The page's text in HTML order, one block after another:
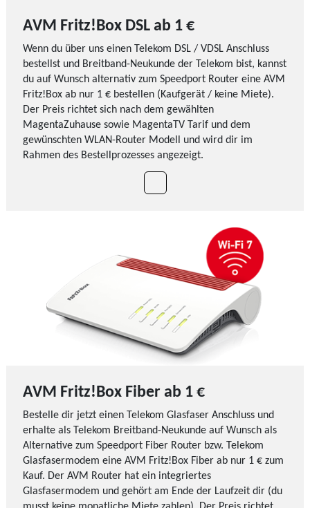
AVM Fritz!Box DSL ab 1 €
Wenn du über uns einen Telekom DSL / VDSL Anschluss
bestellst und Breitband-Neukunde der Telekom bist, kannst
du auf Wunsch alternativ zum Speedport Router eine AVM
Fritz!Box ab nur 1 € bestellen (Kaufgerät / keine Miete).
Der Preis richtet sich nach dem gewählten
MagentaZuhause sowie MagentaTV Tarif und dem
gewünschten WLAN-Router Modell und wird dir im
Rahmen des Bestellprozesses angezeigt.
AVM Fritz!Box Fiber ab 1 €
Bestelle dir jetzt einen Telekom Glasfaser Anschluss und
erhalte als Telekom Breitband-Neukunde auf Wunsch als
Alternative zum Speedport Fiber Router bzw. Telekom
Glasfasermodem eine AVM Fritz!Box Fiber ab nur 1 € zum
Kauf. Der AVM Router hat ein integriertes
Glasfasermodem und gehört am Ende der Laufzeit dir (du